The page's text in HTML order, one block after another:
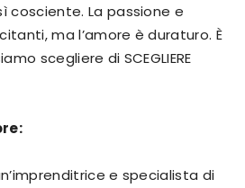
cosciente. La passione e
ma l’amore è duraturo. È
scegliere di SCEGLIERE
e specialista di